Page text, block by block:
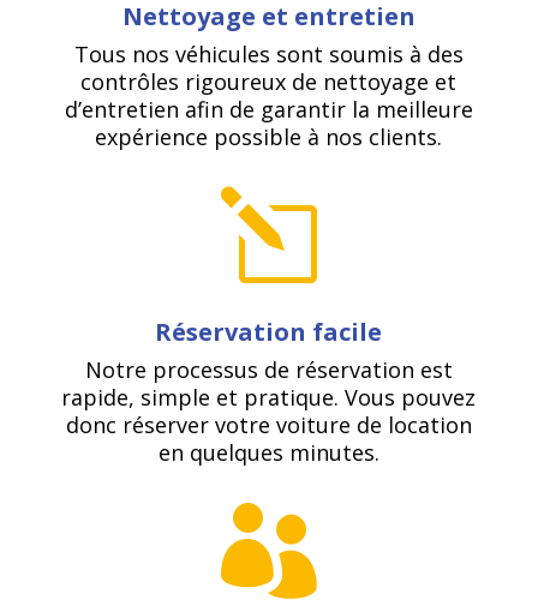
Nettoyage et entretien
Tous nos véhicules sont soumis à des
contrôles rigoureux de nettoyage et
d’entretien afin de garantir la meilleure
expérience possible à nos clients.
l
Réservation facile
Notre processus de réservation est
rapide, simple et pratique. Vous pouvez
donc réserver votre voiture de location
en quelques minutes.
